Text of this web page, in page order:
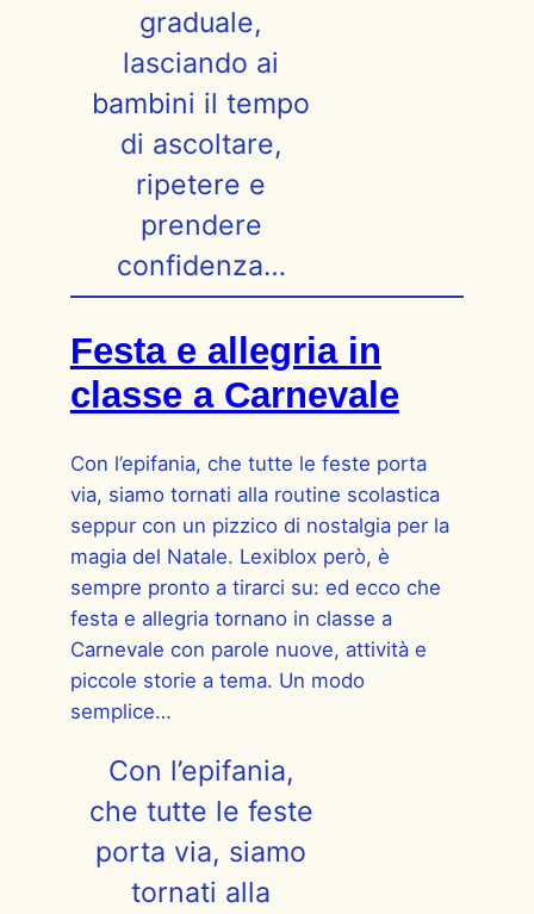
graduale,
lasciando ai
bambini il tempo
di ascoltare,
ripetere e
prendere
confidenza…
Festa e allegria in
classe a Carnevale
Con l’epifania, che tutte le feste porta
via, siamo tornati alla routine scolastica
seppur con un pizzico di nostalgia per la
magia del Natale. Lexiblox però, è
sempre pronto a tirarci su: ed ecco che
festa e allegria tornano in classe a
Carnevale con parole nuove, attività e
piccole storie a tema. Un modo
semplice…
Con l’epifania,
che tutte le feste
porta via, siamo
tornati alla